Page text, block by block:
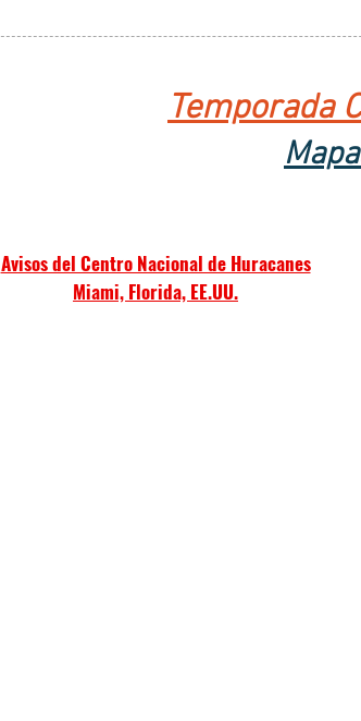
Temporada
Avisos del Centro Nacional de Huracanes
Miami, Florida, EE.UU.